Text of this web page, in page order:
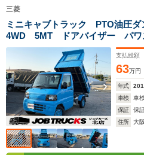
三菱
ミニキャブトラック PTO油圧
4WD 5MT ドアバイザー パ
バック 光軸調整ダイヤル
支払総額
63万円
年式
車検
車
保証
保
住所
大